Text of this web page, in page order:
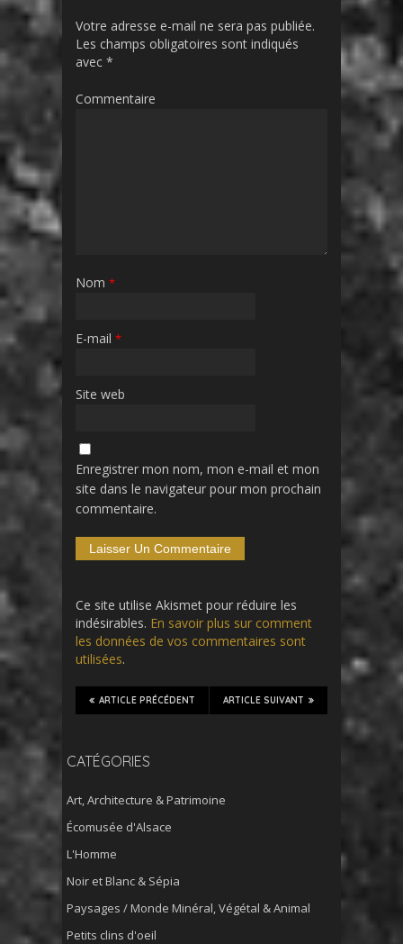
Votre adresse e-mail ne sera pas publiée.
Les champs obligatoires sont indiqués
avec *
Commentaire
Nom *
E-mail *
Site web
Enregistrer mon nom, mon e-mail et mon
site dans le navigateur pour mon prochain
commentaire.
Ce site utilise Akismet pour réduire les
indésirables. En savoir plus sur comment
les données de vos commentaires sont
utilisées.
ARTICLE SUIVANT
ARTICLE PRÉCÉDENT
CATÉGORIES
Art, Architecture & Patrimoine
Écomusée d'Alsace
L'Homme
Noir et Blanc & Sépia
Paysages / Monde Minéral, Végétal & Animal
Petits clins d'oeil